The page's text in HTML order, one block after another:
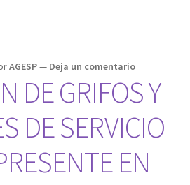
AGESP— Deja un comentario
DE GRIFOS Y
DE SERVICIO
EN